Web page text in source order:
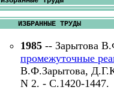
ИЗБРАННЫЕ ТРУДЫ
1985 -- Зарытова
промежуточные
В.Ф.Зарытова,
N 2. - С.1420-1447.